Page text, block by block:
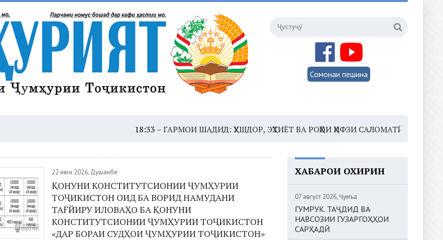
Сомонаи пешина
ГАРМОИ ШАДИД: ҲУШДОР, ЭҲТИЁТ ВА РОҲҲОИ ҲИФЗИ САЛОМАТӢ16:35 –
22 июн 2026, Душанбе
ҚОНУНИ КОНСТИТУТСИОНИИ ҶУМҲУРИИ
ТОҶИКИСТОН ОИД БА ВОРИД НАМУДАНИ
ТАҒЙИРУ ИЛОВАҲО БА ҚОНУНИ
КОНСТИТУТСИОНИИ ҶУМҲУРИИ ТОҶИКИСТОН
«ДАР БОРАИ СУДҲОИ ҶУМҲУРИИ ТОҶИКИСТОН»
ХАБАРҲОИ ОХИРИН
07 август 2026, Ҷумъа
ГУМРУК. ТАҶДИД ВА
НАВСОЗИИ ГУЗАРГОҲҲОИ
САРҲАДӢ